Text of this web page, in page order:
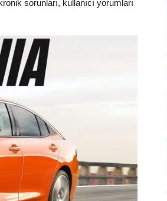
sorunları, kullanıcı yorumları